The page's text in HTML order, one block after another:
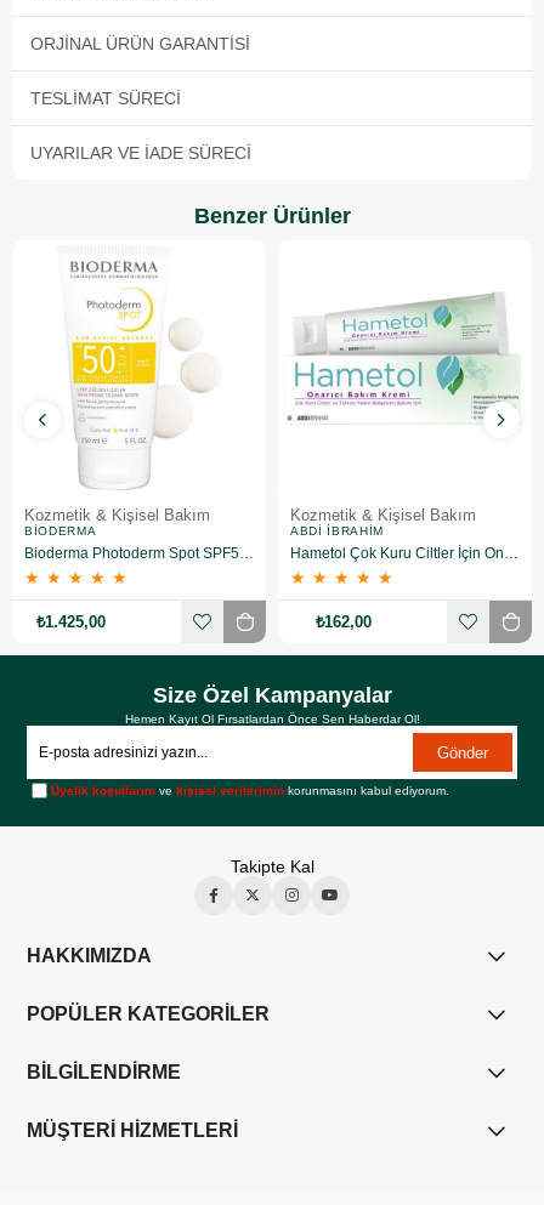
ORJINAL ÜRÜN GARANTISI
TESLIMAT SÜRECI
UYARILAR VE İADE SÜRECI
Benzer Ürünler
Kozmetik & Kişisel Bakım
BIODERMA
Bioderma Photoderm Spot SPF50+ 150 ml
★ ★ ★ ★ ★
₺1.425,00
Kozmetik & Kişisel Bakım
ABDI İBRAHIM
Hametol Çok Kuru Ciltler İçin Onarıcı Bakım Kremi 30 g
★ ★ ★ ★ ★
₺162,00
Size Özel Kampanyalar
Hemen Kayıt Ol Fırsatlardan Önce Sen Haberdar Ol!
Gönder
Üyelik koşullarını vekişisel verilerimin korunmasını kabul ediyorum.
Takipte Kal
HAKKIMIZDA
POPÜLER KATEGORİLER
BİLGİLENDİRME
MÜŞTERİ HİZMETLERİ